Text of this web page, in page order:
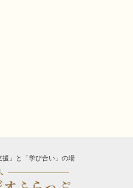
」と「学び合い」の場